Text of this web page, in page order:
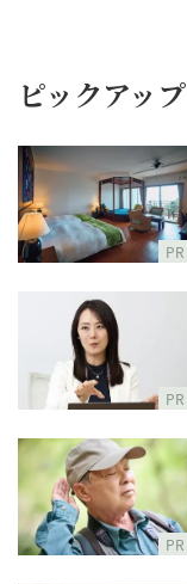
ピックアップ
PR
PR
PR